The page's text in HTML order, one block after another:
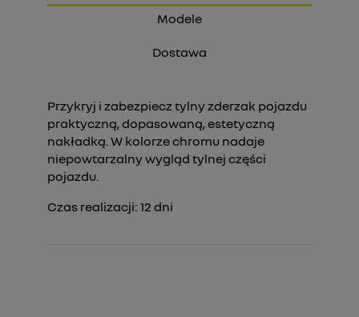
Modele
Dostawa
Przykryj i zabezpiecz tylny zderzak pojazdu
praktyczną, dopasowaną, estetyczną
nakładką. W kolorze chromu nadaje
niepowtarzalny wygląd tylnej części
pojazdu.
Czas realizacji: 12 dni